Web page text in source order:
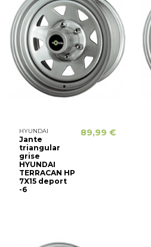
HYUNDAI
Jante
triangular
grise
HYUNDAI
TERRACAN HP
7X15 deport
-6
89,99 €